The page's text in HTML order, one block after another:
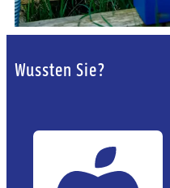
Wussten Sie?